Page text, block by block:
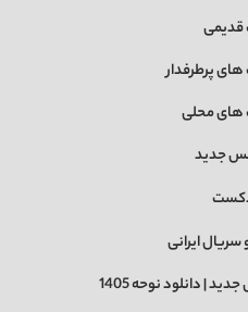
قدیمی
پرطرفدار
های محلی
جدید
سریال ایرانی
| دانلود نوحه 1405